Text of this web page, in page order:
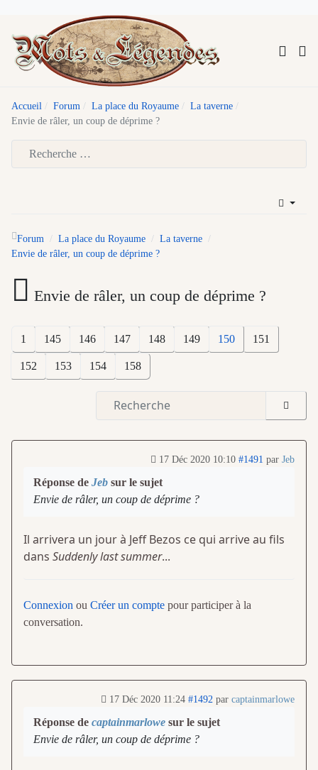
Accueil Forum La place du Royaume
La taverne
Envie de râler, un coup de déprime ?
Forum La place du Royaume
La taverne
Envie de râler, un coup de déprime ?
Envie de râler, un coup de déprime ?
1 145 146 147 148 149 150 151
152 153 154 158
17 Déc 2020 10:10 #1491 par Jeb
Réponse de Jeb sur le sujet
Envie de râler, un coup de déprime ?
Il arrivera un jour à Jeff Bezos ce qui arrive au fils
dans Suddenly last summer...
Connexion ou Créer un compte pour participer à la
conversation.
17 Déc 2020 11:24 #1492 par captainmarlowe
Réponse de captainmarlowe sur le sujet
Envie de râler, un coup de déprime ?